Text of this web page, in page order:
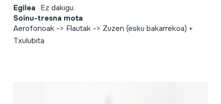
Egilea Ez dakigu.
Soinu-tresna mota
Aerofonoak -> Flautak -> Zuzen (esku bakarrekoa) +
Txulubita